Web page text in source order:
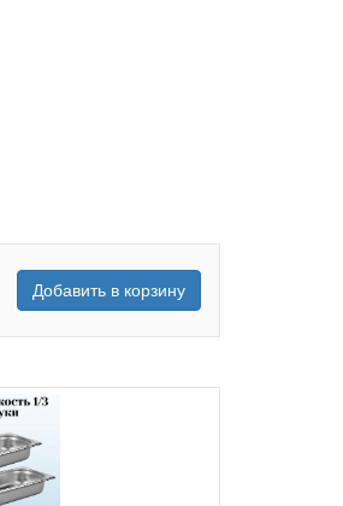
Добавить в корзину